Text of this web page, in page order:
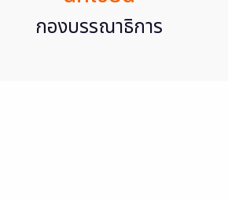
กองบรรณาธิการ